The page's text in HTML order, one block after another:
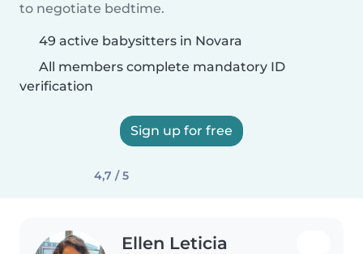
to negotiate bedtime.
49 active babysitters in Novara
All members complete mandatory ID
verification
Sign up for free
4,7 / 5
Ellen Leticia